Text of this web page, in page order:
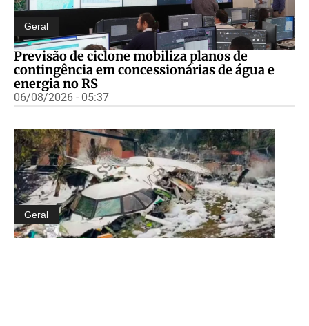
Geral
Previsão de ciclone mobiliza planos de
contingência em concessionárias de água e
energia no RS
06/08/2026 - 05:37
Geral